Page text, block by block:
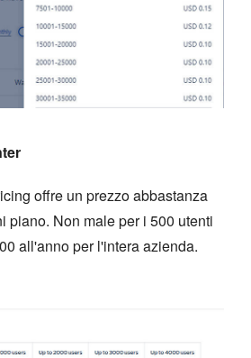
offre un prezzo abbastanza
piano. Non male per i 500 utenti
all'anno per l'intera azienda.